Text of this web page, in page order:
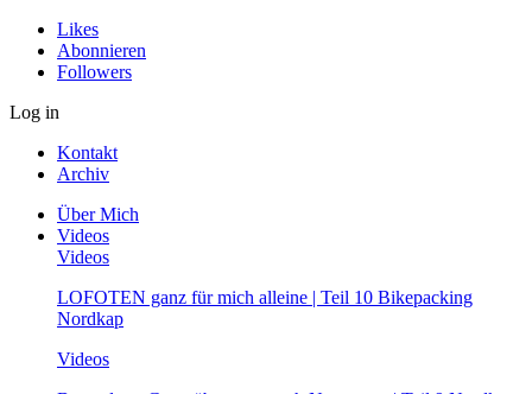
Likes
Abonnieren
Followers
Log in
Kontakt
Archiv
Über Mich
Videos
Videos
LOFOTEN ganz für mich alleine | Teil 10 Bikepacking
Nordkap
Videos